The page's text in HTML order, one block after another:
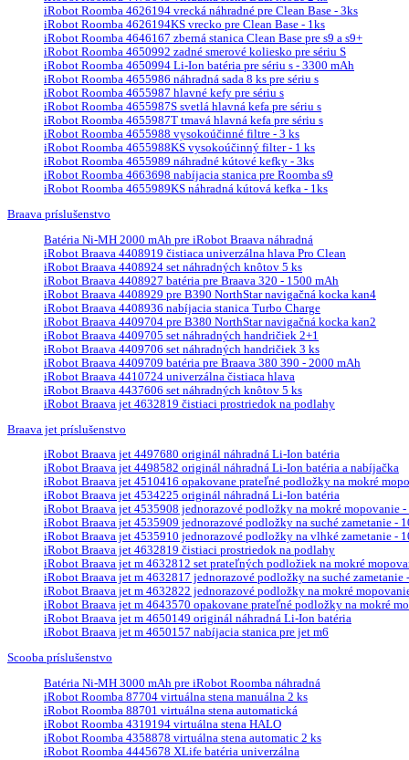
iRobot Roomba 4626194 vrecká náhradné pre Clean Base - 3ks
iRobot Roomba 4626194KS vrecko pre Clean Base - 1ks
iRobot Roomba 4646167 zberná stanica Clean Base pre s9 a s9+
iRobot Roomba 4650992 zadné smerové koliesko pre sériu S
iRobot Roomba 4650994 Li-Ion batéria pre sériu s - 3300 mAh
iRobot Roomba 4655986 náhradná sada 8 ks pre sériu s
iRobot Roomba 4655987 hlavné kefy pre sériu s
iRobot Roomba 4655987S svetlá hlavná kefa pre sériu s
iRobot Roomba 4655987T tmavá hlavná kefa pre sériu s
iRobot Roomba 4655988 vysokoúčinné filtre - 3 ks
iRobot Roomba 4655988KS vysokoúčinný filter - 1 ks
iRobot Roomba 4655989 náhradné kútové kefky - 3ks
iRobot Roomba 4663698 nabíjacia stanica pre Roomba s9
iRobot Roomba 4655989KS náhradná kútová kefka - 1ks
Braava príslušenstvo
Batéria Ni-MH 2000 mAh pre iRobot Braava náhradná
iRobot Braava 4408919 čistiaca univerzálna hlava Pro Clean
iRobot Braava 4408924 set náhradných knôtov 5 ks
iRobot Braava 4408927 batéria pre Braava 320 - 1500 mAh
iRobot Braava 4408929 pre B390 NorthStar navigačná kocka kan4
iRobot Braava 4408936 nabíjacia stanica Turbo Charge
iRobot Braava 4409704 pre B380 NorthStar navigačná kocka kan2
iRobot Braava 4409705 set náhradných handričiek 2+1
iRobot Braava 4409706 set náhradných handričiek 3 ks
iRobot Braava 4409709 batéria pre Braava 380 390 - 2000 mAh
iRobot Braava 4410724 univerzálna čistiaca hlava
iRobot Braava 4437606 set náhradných knôtov 5 ks
iRobot Braava jet 4632819 čistiaci prostriedok na podlahy
Braava jet príslušenstvo
iRobot Braava jet 4497680 originál náhradná Li-Ion batéria
iRobot Braava jet 4498582 originál náhradná Li-Ion batéria a nabíjačka
iRobot Braava jet 4510416 opakovane prateľné podložky na mokré
iRobot Braava jet 4534225 originál náhradná Li-Ion batéria
iRobot Braava jet 4535908 jednorazové podložky na mokré mopovanie
iRobot Braava jet 4535909 jednorazové podložky na suché zametanie -
iRobot Braava jet 4535910 jednorazové podložky na vlhké zametanie -
iRobot Braava jet 4632819 čistiaci prostriedok na podlahy
iRobot Braava jet m 4632812 set prateľných podložiek na mokré
iRobot Braava jet m 4632817 jednorazové podložky na suché zametanie
iRobot Braava jet m 4632822 jednorazové podložky na mokré
iRobot Braava jet m 4643570 opakovane prateľné podložky na mokré
iRobot Braava jet m 4650149 originál náhradná Li-Ion batéria
iRobot Braava jet m 4650157 nabíjacia stanica pre jet m6
Scooba príslušenstvo
Batéria Ni-MH 3000 mAh pre iRobot Roomba náhradná
iRobot Roomba 87704 virtuálna stena manuálna 2 ks
iRobot Roomba 88701 virtuálna stena automatická
iRobot Roomba 4319194 virtuálna stena HALO
iRobot Roomba 4358878 virtuálna stena automatic 2 ks
iRobot Roomba 4445678 XLife batéria univerzálna